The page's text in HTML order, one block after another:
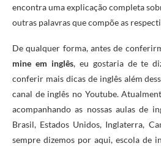
encontra uma explicação completa
outras palavras que compõe as
De qualquer forma, antes de
mine em inglês, eu gostaria de te
conferir mais dicas de inglês além
canal de inglês no Youtube.
acompanhando as nossas aulas de
Brasil, Estados Unidos, Inglaterra,
sempre dizemos por aqui, escola de